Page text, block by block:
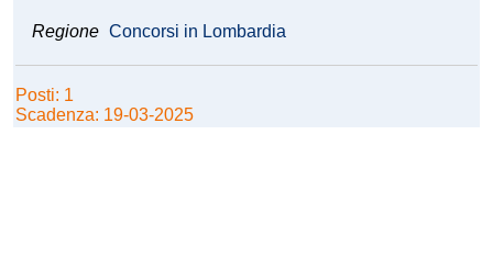
Regione Concorsi in Lombardia
Posti: 1
Scadenza: 19-03-2025